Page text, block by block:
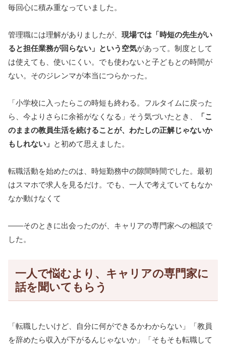
毎回心に積み重なっていました。
管理職には理解がありましたが、 現場では「時短の先生がい
ると担任業務が回らない」という空気があって。制度として
は使えても、使いにくい。でも使わないと子どもとの時間が
ない。そのジレンマが本当につらかった。
「小学校に入ったらこの時短も終わる。フルタイムに戻った
ら、今よりさらに余裕がなくなる」そう気づいたとき、
「こ
のままの教員生活を続けることが、わたしの正解じゃないか
もしれない」 と初めて思えました。
転職活動を始めたのは、時短勤務中の隙間時間でした。最初
はスマホで求人を見るだけ。でも、一人で考えていてもなか
なか動けなくて
——そのときに出会ったのが、キャリアの専門家への相談で
した。
一人で悩むより、キャリアの専門家に
話を聞いてもらう
「転職したいけど、自分に何ができるかわからない」「教員
を辞めたら収入が下がるんじゃないか」「そもそも転職して